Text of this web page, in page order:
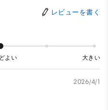
レビューを書く
よい 大きい
2026/4/1